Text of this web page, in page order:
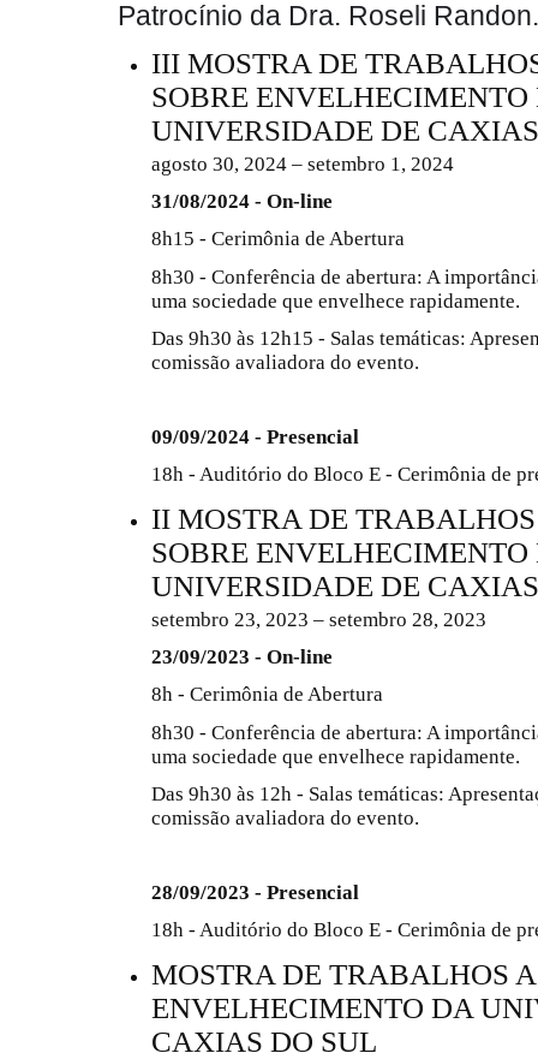
Patrocínio da Dra. Roseli Randon.
III MOSTRA DE
SOBRE
UNIVERSIDADE DE
agosto 30, 2024 – setembro 1, 2024
31/08/2024 - On-line
8h15 - Cerimônia de Abertura
8h30 - Conferência de abertura: A
uma sociedade que envelhece rapidamente.
Das 9h30 às 12h15 - Salas temáticas:
comissão avaliadora do evento.
09/09/2024 - Presencial
18h - Auditório do Bloco E - Cerimônia de
II MOSTRA DE
SOBRE
UNIVERSIDADE DE
setembro 23, 2023 – setembro 28, 2023
23/09/2023 - On-line
8h - Cerimônia de Abertura
8h30 - Conferência de abertura: A
uma sociedade que envelhece rapidamente.
Das 9h30 às 12h - Salas temáticas:
comissão avaliadora do evento.
28/09/2023 - Presencial
18h - Auditório do Bloco E - Cerimônia de
MOSTRA DE TRABALHOS
ENVELHECIMENTO DA
CAXIAS DO SUL